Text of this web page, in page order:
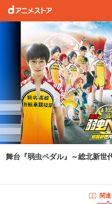
舞台『弱虫ペダル』～総北新世
関